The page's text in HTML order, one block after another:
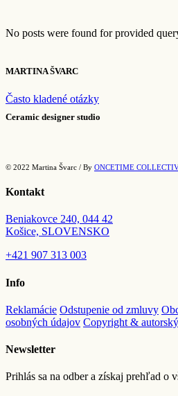
No posts were found for provided
MARTINA ŠVARC
Často kladené otázky
Ceramic designer studio
© 2022 Martina Švarc / By ONCETIME
Kontakt
Beniakovce 240, 044 42
Košice, SLOVENSKO
+421 907 313 003
Info
Reklamácie Odstupenie od zmluvy
osobných údajov Copyright &
Newsletter
Prihlás sa na odber a získaj prehľad o